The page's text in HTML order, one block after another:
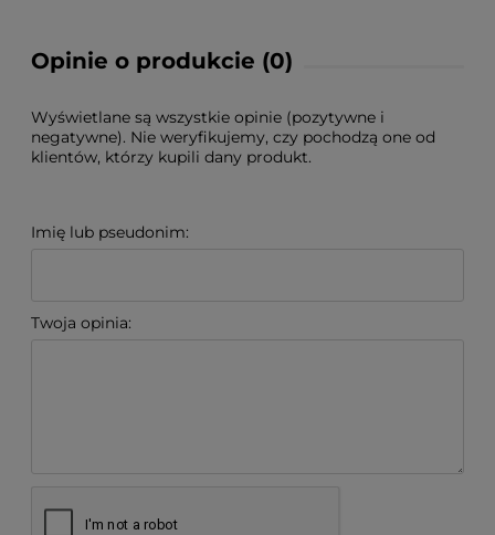
Opinie o produkcie (0)
Wyświetlane są wszystkie opinie (pozytywne i
negatywne). Nie weryfikujemy, czy pochodzą one od
klientów, którzy kupili dany produkt.
Imię lub pseudonim:
Twoja opinia: